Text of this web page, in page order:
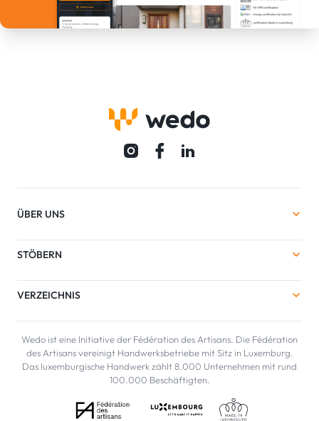
ÜBER UNS
STÖBERN
VERZEICHNIS
Wedo ist eine Initiative der Fédération des Artisans. Die Fédération
des Artisans vereinigt Handwerksbetriebe mit Sitz in Luxemburg.
Das luxemburgische Handwerk zählt 8.000 Unternehmen mit rund
100.000 Beschäftigten.